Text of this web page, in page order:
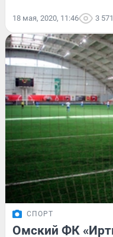
18 мая, 2020, 11:46 3 571
СПОРТ
Омский ФК